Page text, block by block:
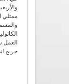
ممثلي
جريج